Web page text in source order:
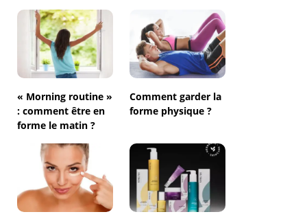
« Morning routine »
: comment être en
forme le matin ?
Comment garder la
forme physique ?